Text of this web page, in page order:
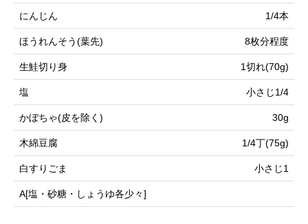
にんじん 1/4本
ほうれんそう(葉先) 8枚分程度
生鮭切り身 1切れ(70g)
塩 小さじ1/4
かぼちゃ(皮を除く) 30g
木綿豆腐 1/4丁(75g)
白すりごま 小さじ1
A[塩・砂糖・しょうゆ各少々]